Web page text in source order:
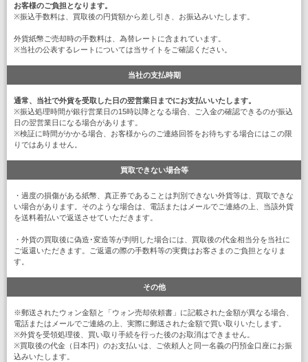
お客様のご負担となります。
※振込手数料は、買取後の円貨額から差し引き、お振込みいたします。
外貨紙幣ご売却時の手数料は、為替レートに含まれています。
※当社の公表するレートについては当サイトをご確認ください。
当社の支払時期
通常、当社で外貨を受取した日の翌営業日までにお支払いいたします。
※振込処理時間が銀行営業日の15時以降となる場合、ご入金の確認できるのが振込
日の翌営業日になる場合があります。
※検証に時間がかかる場合、お客様からのご連絡回答をお待ちする場合にはこの限
りではありません。
買取できない場合等
・過度の損傷がある紙幣、真正券であることは判別できない外貨等は、買取できな
い場合があります。そのような場合は、電話またはメールでご連絡の上、当該外貨
を送料着払いで返送させていただきます。
・外貨の買取後に偽造･変造等が判明した場合には、買取後の代金相当分を当社に
ご返還いただきます。ご返還の際の手数料等の実費はお客さまのご負担となりま
す。
その他
※郵送されたウォン金額と「ウォン売却依頼書」に記載された金額が異なる場合、
電話またはメールでご連絡の上、実際に郵送された金額で買い取りいたします。
※外貨を受領処理後、買い取り手続を行った後のお取消はできません。
※買取後の代金（日本円）のお支払いは、ご依頼人と同一名義の円預金口座にお振
込みいたします。